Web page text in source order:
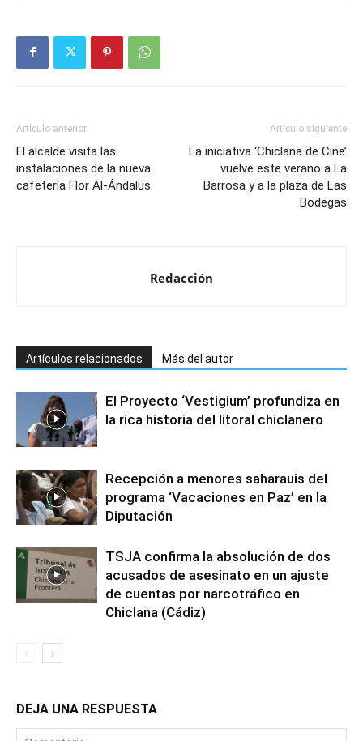
Artículo anterior
El alcalde visita las
instalaciones de la nueva
cafetería Flor Al-Ándalus
Artículo siguiente
La iniciativa ‘Chiclana de Cine’
vuelve este verano a La
Barrosa y a la plaza de Las
Bodegas
Redacción
Artículos relacionados Más del autor
El Proyecto ‘Vestigium’ profundiza en
la rica historia del litoral chiclanero
Recepción a menores saharauis del
programa ‘Vacaciones en Paz’ en la
Diputación
TSJA confirma la absolución de dos
acusados de asesinato en un ajuste
de cuentas por narcotráfico en
Chiclana (Cádiz)
DEJA UNA RESPUESTA